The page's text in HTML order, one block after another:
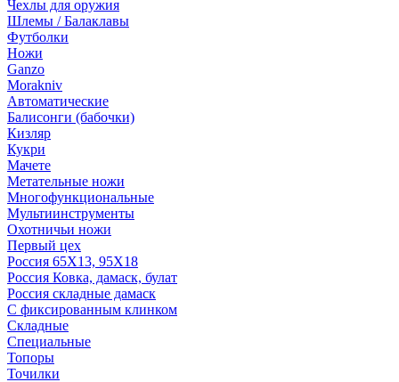
Чехлы для оружия
Шлемы / Балаклавы
Футболки
Ножи
Ganzo
Morakniv
Автоматические
Балисонги (бабочки)
Кизляр
Кукри
Мачете
Метательные ножи
Многофункциональные
Мультиинструменты
Охотничьи ножи
Первый цех
Россия 65Х13, 95Х18
Россия Ковка, дамаск, булат
Россия складные дамаск
С фиксированным клинком
Складные
Специальные
Топоры
Точилки